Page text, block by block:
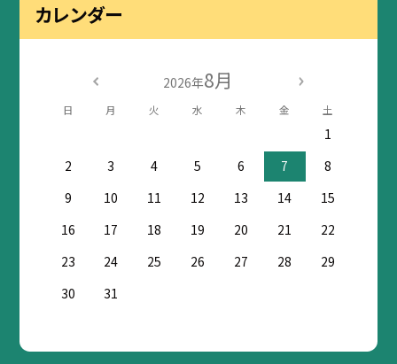
カレンダー
2026年8月
日 月 火 水 木 金 土
1
2
3 4 5 6 7
8
9
10 11 12 13 14
15
16
17 18 19 20 21
22
23
24 25 26 27 28
29
30
31